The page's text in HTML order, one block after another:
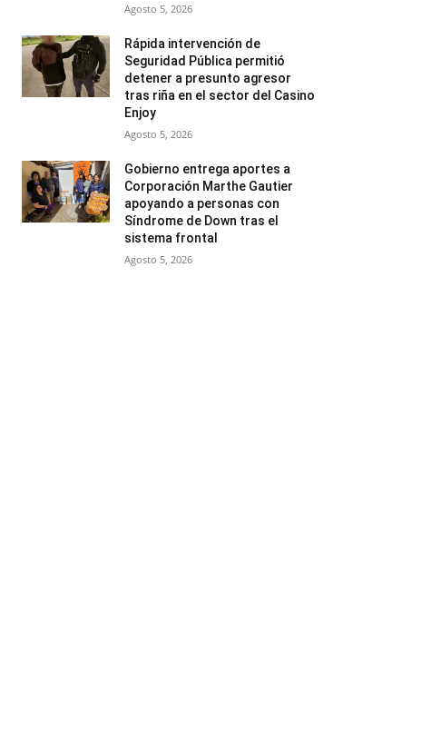
Agosto 5, 2026
Rápida intervención de
Seguridad Pública permitió
detener a presunto agresor
tras riña en el sector del Casino
Enjoy
Agosto 5, 2026
Gobierno entrega aportes a
Corporación Marthe Gautier
apoyando a personas con
Síndrome de Down tras el
sistema frontal
Agosto 5, 2026